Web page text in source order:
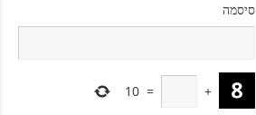
סיסמה
+
=
10